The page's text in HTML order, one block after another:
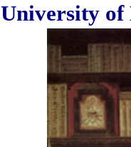
University of